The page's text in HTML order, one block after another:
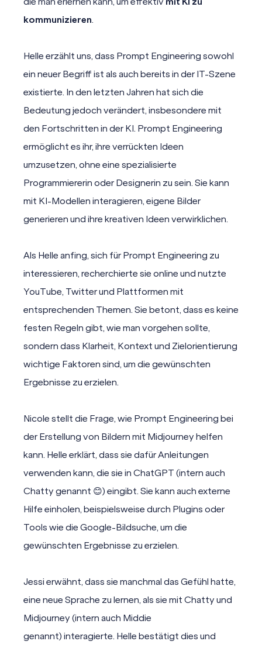
Du willst mehr wissen? Eine ausführlicheKI
Definition inklusive spannender KI-Beispiele
findest du hier.
Inhalt oder die gewünschte Antwort anzeigt.
kommunizieren.
Helle erzählt uns, dass Prompt Engineering sowohl
ein neuer Begriff ist als auch bereits in der IT-Szene
existierte. In den letzten Jahren hat sich die
Bedeutung jedoch verändert, insbesondere mit
den Fortschritten in der KI. Prompt Engineering
ermöglicht es ihr, ihre verrückten Ideen
umzusetzen, ohne eine spezialisierte
Programmiererin oder Designerin zu sein. Sie kann
mit KI-Modellen interagieren, eigene Bilder
generieren und ihre kreativen Ideen verwirklichen.
Als Helle anfing, sich für Prompt Engineering zu
interessieren, recherchierte sie online und nutzte
YouTube, Twitter und Plattformen mit
entsprechenden Themen. Sie betont, dass es keine
festen Regeln gibt, wie man vorgehen sollte,
sondern dass Klarheit, Kontext und Zielorientierung
wichtige Faktoren sind, um die gewünschten
Ergebnisse zu erzielen.
Nicole stellt die Frage, wie Prompt Engineering bei
der Erstellung von Bildern mit Midjourney helfen
kann. Helle erklärt, dass sie dafür Anleitungen
verwenden kann, die sie in ChatGPT (intern auch
Chatty genannt 😊) eingibt. Sie kann auch externe
Hilfe einholen, beispielsweise durch Plugins oder
Tools wie die Google-Bildsuche, um die
gewünschten Ergebnisse zu erzielen.
Jessi erwähnt, dass sie manchmal das Gefühl hatte,
eine neue Sprache zu lernen, als sie mit Chatty und
Midjourney (intern auch Middie
genannt) interagierte. Helle bestätigt dies und